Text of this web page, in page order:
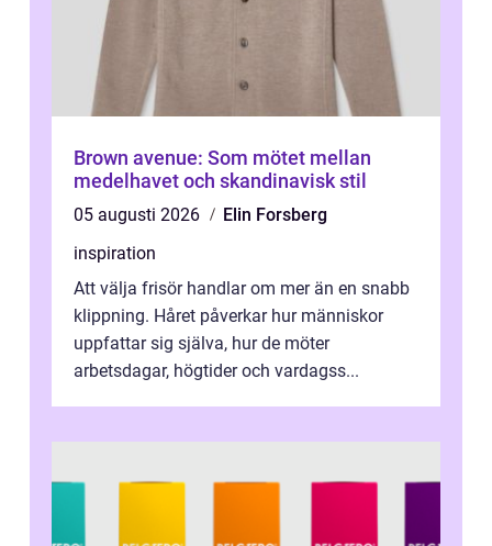
Brown avenue: Som mötet mellan
medelhavet och skandinavisk stil
05 augusti 2026
Elin Forsberg
inspiration
Att välja frisör handlar om mer än en snabb
klippning. Håret påverkar hur människor
uppfattar sig själva, hur de möter
arbetsdagar, högtider och vardagss...